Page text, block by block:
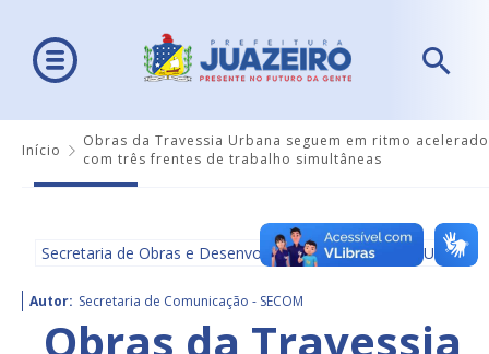
Início
Obras da Travessia Urbana seguem em ritmo acelerado
com três frentes de trabalho simultâneas
Secretaria de Obras e Desenvolvimento Urbano - SEDUR
Autor: Secretaria de Comunicação - SECOM
Obras da Travessia